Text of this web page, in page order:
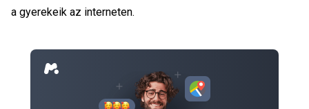
a gyerekeik az interneten.